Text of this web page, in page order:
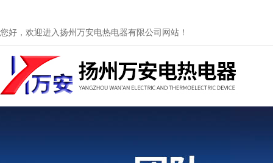
您好，欢迎进入扬州万安电热电器有限公司网站！